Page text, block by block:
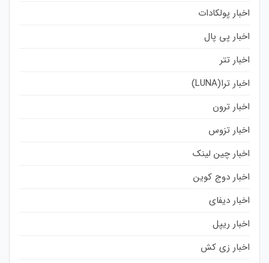
اخبار پولکادات
اخبار پی پال
اخبار تتر
اخبار ترا(LUNA)
اخبار ترون
اخبار تزوس
اخبار چین لینک
اخبار دوج کوین
اخبار دیفای
اخبار ریپل
اخبار زی کش